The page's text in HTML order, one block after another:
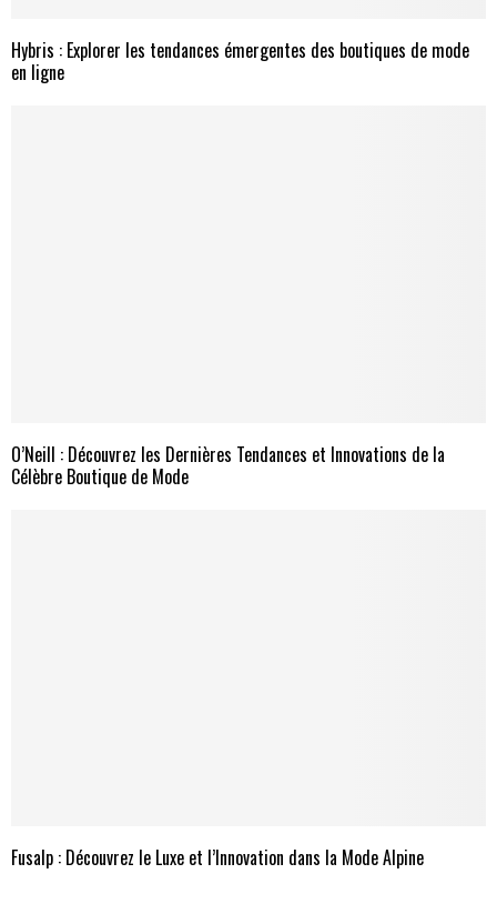
Hybris : Explorer les tendances émergentes des boutiques de mode
en ligne
O’Neill : Découvrez les Dernières Tendances et Innovations de la
Célèbre Boutique de Mode
Fusalp : Découvrez le Luxe et l’Innovation dans la Mode Alpine